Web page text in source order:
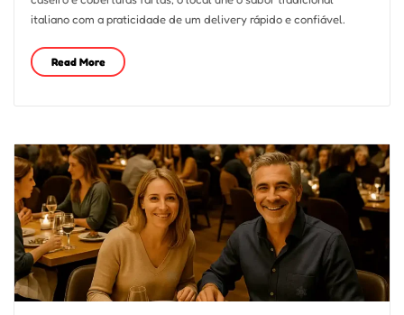
italiano com a praticidade de um delivery rápido e confiável.
Read More